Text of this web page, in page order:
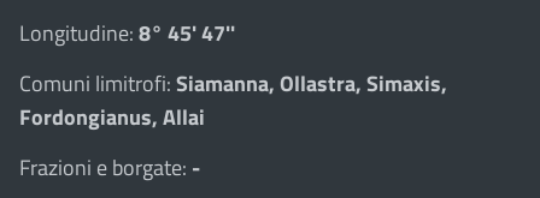
Longitudine:8° 45' 47''
Comuni limitrofi:Siamanna, Ollastra, Simaxis,
Fordongianus, Allai
Frazioni e borgate: -